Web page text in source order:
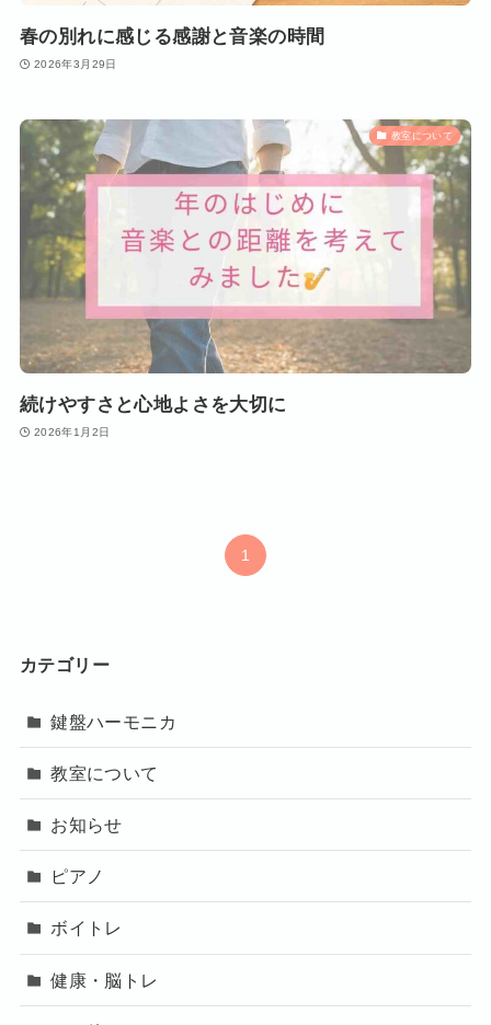
春の別れに感じる感謝と音楽の時間
2026年3月29日
教室について
続けやすさと心地よさを大切に
2026年1月2日
1
カテゴリー
鍵盤ハーモニカ
教室について
お知らせ
ピアノ
ボイトレ
健康・脳トレ